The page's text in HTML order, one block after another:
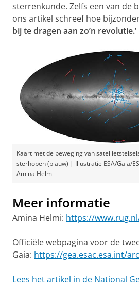
sterrenkunde. Zelfs een van de
ons artikel schreef hoe
bij te dragen aan zo’n revolutie.’
Kaart met de beweging van
sterhopen (blauw) | Illustratie ESA/Gaia/
Amina Helmi
Meer informatie
Amina Helmi: https://
Officiële webpagina voor de
Gaia: https://gea.esac.esa.int/
Lees het artikel in de National